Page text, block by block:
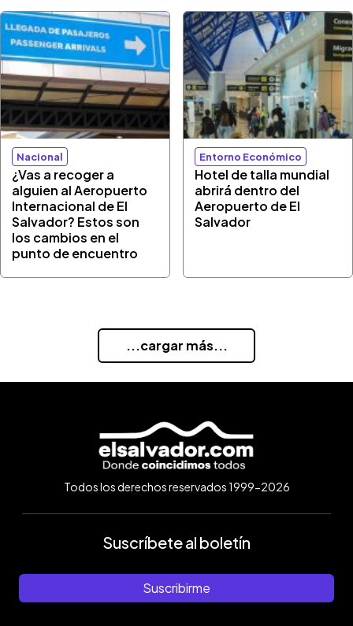
Nacional
¿Vas a recoger a
alguien al Aeropuerto
Internacional de El
Salvador? Estos son
los cambios en el
punto de encuentro
Entorno Económico
Hotel de talla mundial
abrirá dentro del
Aeropuerto de El
Salvador
...cargar más...
Todos los derechos reservados 1999-2026
Suscríbete al boletín
Suscribirme